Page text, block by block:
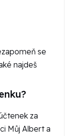
se
najdeš
za
Můj Albert a